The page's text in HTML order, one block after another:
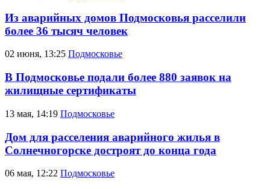
Из аварийных домов Подмосковья расселили
более 36 тысяч человек
02 июня, 13:25 Подмосковье
В Подмосковье подали более 880 заявок на
жилищные сертификаты
13 мая, 14:19 Подмосковье
Дом для расселения аварийного жилья в
Солнечногорске достроят до конца года
06 мая, 12:22 Подмосковье